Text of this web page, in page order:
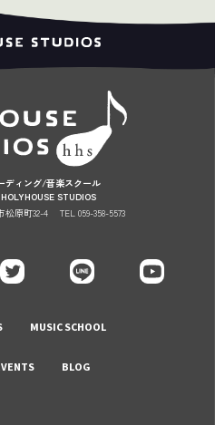
ディング/音楽スクール
STUDIOS
松原町32-4
TEL 059-358-5573
MUSIC SCHOOL
BLOG